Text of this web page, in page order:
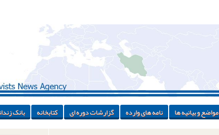
مواضع و بیانیه ها نامه های وارده گزارشات دوره ای کتابخانه بانک